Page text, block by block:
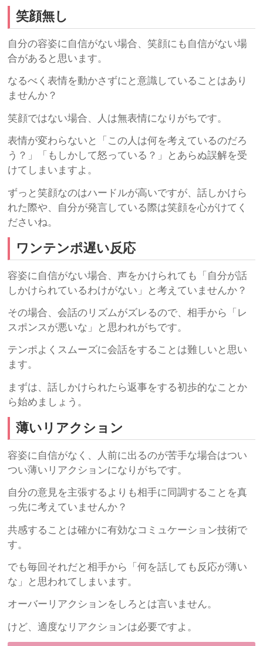
笑顔無し
自分の容姿に自信がない場合、笑顔にも自信がない場
合があると思います。
なるべく表情を動かさずにと意識していることはあり
ませんか？
笑顔ではない場合、人は無表情になりがちです。
表情が変わらないと「この人は何を考えているのだろ
う？」「もしかして怒っている？」とあらぬ誤解を受
けてしまいますよ。
ずっと笑顔なのはハードルが高いですが、話しかけら
れた際や、自分が発言している際は笑顔を心がけてく
ださいね。
ワンテンポ遅い反応
容姿に自信がない場合、声をかけられても「自分が話
しかけられているわけがない」と考えていませんか？
その場合、会話のリズムがズレるので、相手から「レ
スポンスが悪いな」と思われがちです。
テンポよくスムーズに会話をすることは難しいと思い
ます。
まずは、話しかけられたら返事をする初歩的なことか
ら始めましょう。
薄いリアクション
容姿に自信がなく、人前に出るのが苦手な場合はつい
つい薄いリアクションになりがちです。
自分の意見を主張するよりも相手に同調することを真
っ先に考えていませんか？
共感することは確かに有効なコミュケーション技術で
す。
でも毎回それだと相手から「何を話しても反応が薄い
な」と思われてしまいます。
オーバーリアクションをしろとは言いません。
けど、適度なリアクションは必要ですよ。